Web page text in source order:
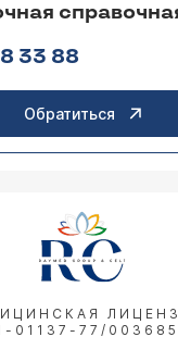
33 88
Обратиться
01137-77/